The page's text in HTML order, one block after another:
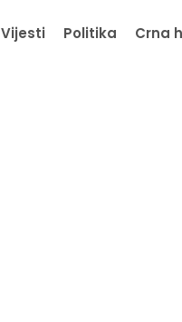
Vijesti Politika Crna